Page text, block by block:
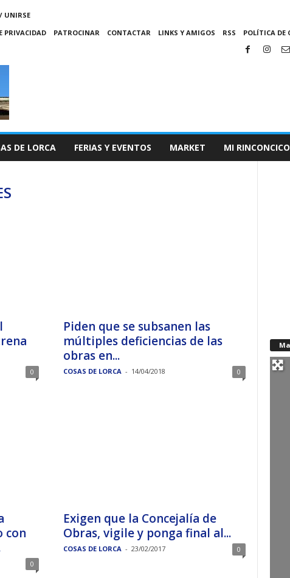
UNIRSE
PRIVACIDAD PATROCINAR CONTACTAR LINKS Y AMIGOS RSS POLÍTICA DE
DE LORCA FERIAS Y EVENTOS MARKET MI RINCONCICO
0
Piden que se subsanen las
múltiples deficiencias de las
obras en...
COSAS DE LORCA - 14/04/2018 0
con
0
Exigen que la Concejalía de
Obras, vigile y ponga final al...
COSAS DE LORCA - 23/02/2017 0